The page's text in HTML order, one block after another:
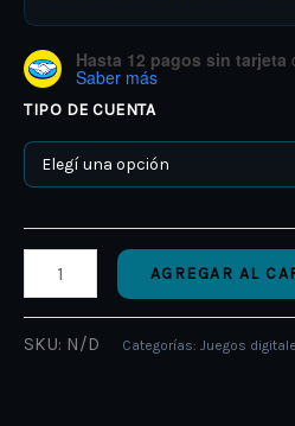
Hasta 12 pagos sin tarjeta
Saber más
TIPO DE CUENTA
AGREGAR AL
SKU: N/D Categorías: Juegos